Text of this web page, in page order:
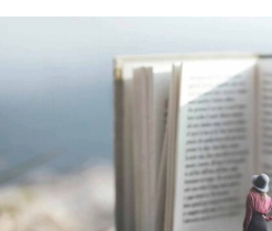
Podden
Anmäl till språkpolisen
Föreslå nyord
Annonsera